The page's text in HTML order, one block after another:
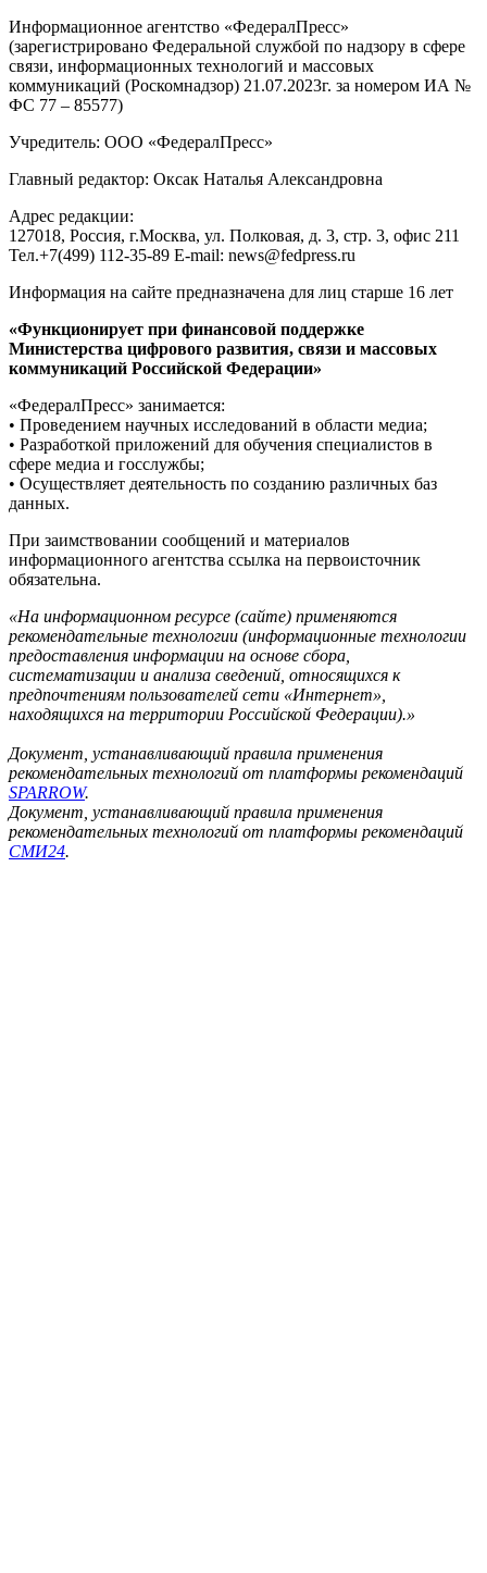
Информационное агентство «ФедералПресс»
(зарегистрировано Федеральной службой по надзору в сфере
связи, информационных технологий и массовых
коммуникаций (Роскомнадзор) 21.07.2023г. за номером ИА №
ФС 77 – 85577)
Учредитель: ООО «ФедералПресс»
Главный редактор: Оксак Наталья Александровна
Адрес редакции:
127018, Россия, г.Москва, ул. Полковая, д. 3, стр. 3, офис 211
Тел.+7(499) 112-35-89 E-mail: news@fedpress.ru
Информация на сайте предназначена для лиц старше 16 лет
«Функционирует при финансовой поддержке
Министерства цифрового развития, связи и массовых
коммуникаций Российской Федерации»
«ФедералПресс» занимается:
• Проведением научных исследований в области медиа;
• Разработкой приложений для обучения специалистов в
сфере медиа и госслужбы;
• Осуществляет деятельность по созданию различных баз
данных.
При заимствовании сообщений и материалов
информационного агентства ссылка на первоисточник
обязательна.
«На информационном ресурсе (сайте) применяются
рекомендательные технологии (информационные технологии
предоставления информации на основе сбора,
систематизации и анализа сведений, относящихся к
предпочтениям пользователей сети «Интернет»,
находящихся на территории Российской Федерации).»
Документ, устанавливающий правила применения
рекомендательных технологий от платформы рекомендаций
SPARROW.
Документ, устанавливающий правила применения
рекомендательных технологий от платформы рекомендаций
СМИ24.